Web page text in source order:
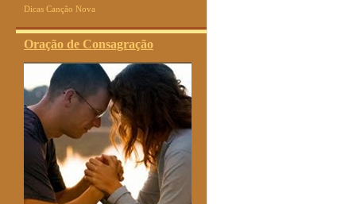
Dicas Canção Nova
Oração de Consagração